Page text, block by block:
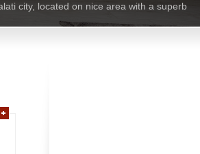
city, located on nice area with a superb